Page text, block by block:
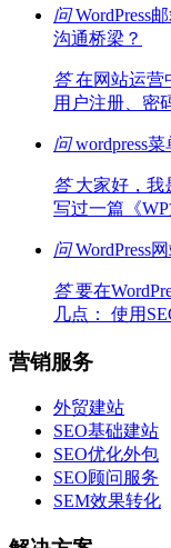
问WordPress
沟通桥梁？
答在网站运营
用户注册、密
问wordpress
答大家好，我
写过一篇《
问WordPress
答要在
几点： 使用
营销服务
外贸建站
SEO基础建站
SEO优化外包
SEO顾问服务
SEM效果转化